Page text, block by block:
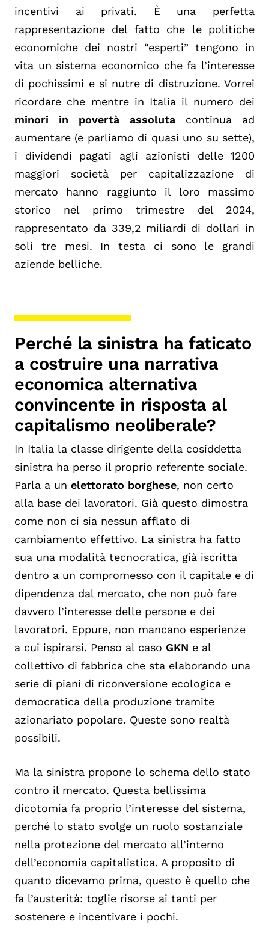
incentivi ai privati. È una perfetta
rappresentazione del fatto che le politiche
economiche dei nostri “esperti” tengono in
vita un sistema economico che fa l’interesse
di pochissimi e si nutre di distruzione. Vorrei
ricordare che mentre in Italia il numero dei
minori in povertà assoluta continua ad
aumentare (e parliamo di quasi uno su sette),
i dividendi pagati agli azionisti delle 1200
maggiori società per capitalizzazione di
mercato hanno raggiunto il loro massimo
storico nel primo trimestre del 2024,
rappresentato da 339,2 miliardi di dollari in
soli tre mesi. In testa ci sono le grandi
aziende belliche.
Perché la sinistra ha faticato
a costruire una narrativa
economica alternativa
convincente in risposta al
capitalismo neoliberale?
In Italia la classe dirigente della cosiddetta
sinistra ha perso il proprio referente sociale.
Parla a un elettorato borghese, non certo
alla base dei lavoratori. Già questo dimostra
come non ci sia nessun afflato di
cambiamento effettivo. La sinistra ha fatto
sua una modalità tecnocratica, già iscritta
dentro a un compromesso con il capitale e di
dipendenza dal mercato, che non può fare
davvero l’interesse delle persone e dei
lavoratori. Eppure, non mancano esperienze
a cui ispirarsi. Penso al caso GKN e al
collettivo di fabbrica che sta elaborando una
serie di piani di riconversione ecologica e
democratica della produzione tramite
azionariato popolare. Queste sono realtà
possibili.
Ma la sinistra propone lo schema dello stato
contro il mercato. Questa bellissima
dicotomia fa proprio l’interesse del sistema,
perché lo stato svolge un ruolo sostanziale
nella protezione del mercato all’interno
dell’economia capitalistica. A proposito di
quanto dicevamo prima, questo è quello che
fa l’austerità: toglie risorse ai tanti per
sostenere e incentivare i pochi.